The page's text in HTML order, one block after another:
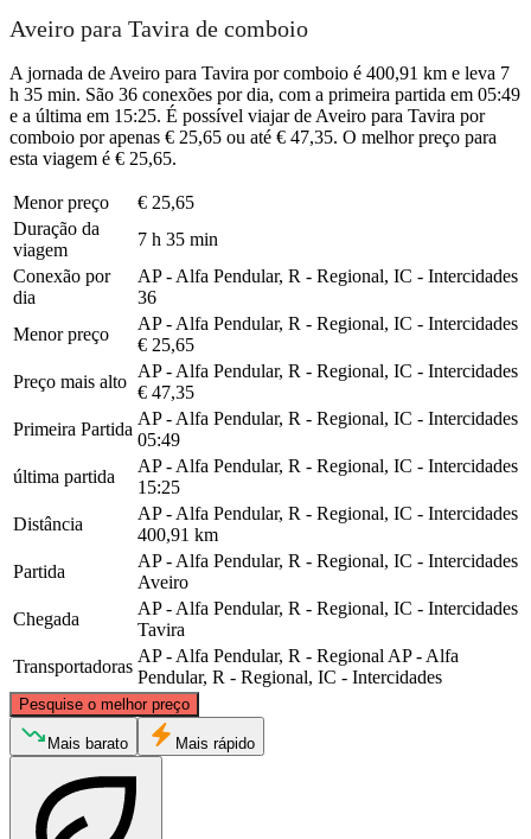
Aveiro para Tavira de comboio
A jornada de Aveiro para Tavira por comboio é 400,91 km e leva 7
h 35 min. São 36 conexões por dia, com a primeira partida em 05:49
e a última em 15:25. É possível viajar de Aveiro para Tavira por
comboio por apenas € 25,65 ou até € 47,35. O melhor preço para
esta viagem é € 25,65.
Menor preço
€ 25,65
Duração da
viagem
7 h 35 min
Conexão por
dia
AP - Alfa Pendular, R - Regional, IC - Intercidades
36
Menor preço
AP - Alfa Pendular, R - Regional, IC - Intercidades
€ 25,65
Preço mais alto
AP - Alfa Pendular, R - Regional, IC - Intercidades
€ 47,35
Primeira Partida
AP - Alfa Pendular, R - Regional, IC - Intercidades
05:49
última partida
AP - Alfa Pendular, R - Regional, IC - Intercidades
15:25
Distância
AP - Alfa Pendular, R - Regional, IC - Intercidades
400,91 km
Partida
AP - Alfa Pendular, R - Regional, IC - Intercidades
Aveiro
Chegada
AP - Alfa Pendular, R - Regional, IC - Intercidades
Tavira
Transportadoras
AP - Alfa Pendular, R - Regional AP - Alfa
Pendular, R - Regional, IC - Intercidades
Pesquise o melhor preço
Aveiro
©CARTO, © OpenStreetMapcontributors
Mais barato Mais rápido